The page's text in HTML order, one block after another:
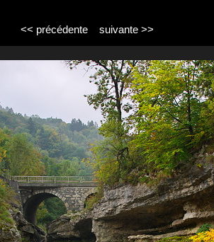
<< précédente suivante >>